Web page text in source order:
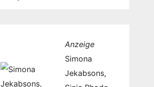
Anzeige
Simona
Jekabsons,